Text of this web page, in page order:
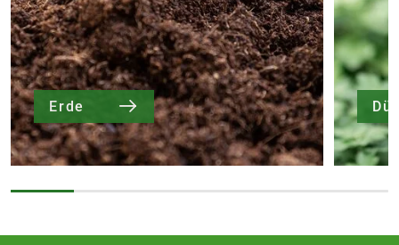
Erde